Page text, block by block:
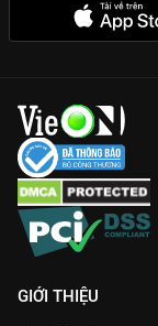
GIỚI THIỆU